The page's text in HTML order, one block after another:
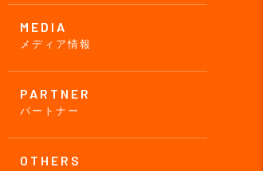
MEDIA
メディア情報
PARTNER
パートナー
OTHERS